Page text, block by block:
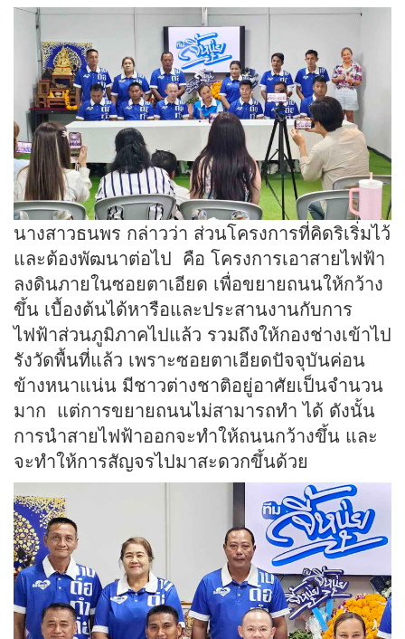
นางสาวธนพร กล่าวว่า ส่วนโครงการที่คิดริเริ่มไว้
และต้องพัฒนาต่อไป คือ โครงการเอาสายไฟฟ้า
ลงดินภายในซอยตาเอียด เพื่อขยายถนนให้กว้าง
ขึ้น เบื้องต้นได้หารือและประสานงานกับการ
ไฟฟ้าส่วนภูมิภาคไปแล้ว รวมถึงให้กองช่างเข้าไป
รังวัดพื้นที่แล้ว เพราะซอยตาเอียดปัจจุบันค่อน
ข้างหนาแน่น มีชาวต่างชาติอยู่อาศัยเป็นจำนวน
มาก แต่การขยายถนนไม่สามารถทำ ได้ ดังนั้น
การนำสายไฟฟ้าออกจะทำให้ถนนกว้างขึ้น และ
จะทำให้การสัญจรไปมาสะดวกขึ้นด้วย